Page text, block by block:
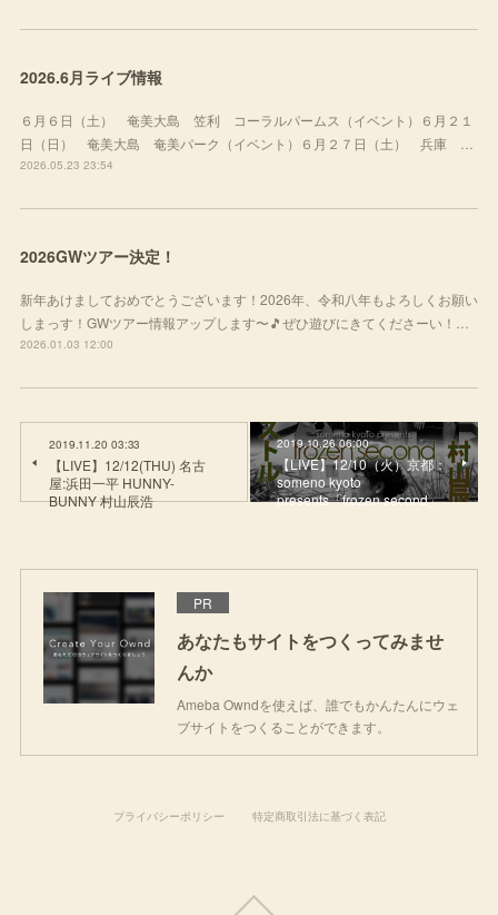
2026.6月ライブ情報
６月６日（土） 奄美大島 笠利 コーラルパームス（イベント）６月２１
日（日） 奄美大島 奄美パーク（イベント）６月２７日（土） 兵庫 …
2026.05.23 23:54
2026GWツアー決定！
新年あけましておめでとうございます！2026年、令和八年もよろしくお願い
しまっす！GWツアー情報アップします〜🎵ぜひ遊びにきてくださーい！…
2026.01.03 12:00
2019.11.20 03:33
【LIVE】12/12(THU) 名古
屋:浜田一平 HUNNY-
BUNNY 村山辰浩
2019.10.26 06:00
【LIVE】12/10（火）京都：
someno kyoto
presents「frozen second」
PR
あなたもサイトをつくってみませ
んか
Ameba Owndを使えば、誰でもかんたんにウェ
ブサイトをつくることができます。
プライバシーポリシー 特定商取引法に基づく表記